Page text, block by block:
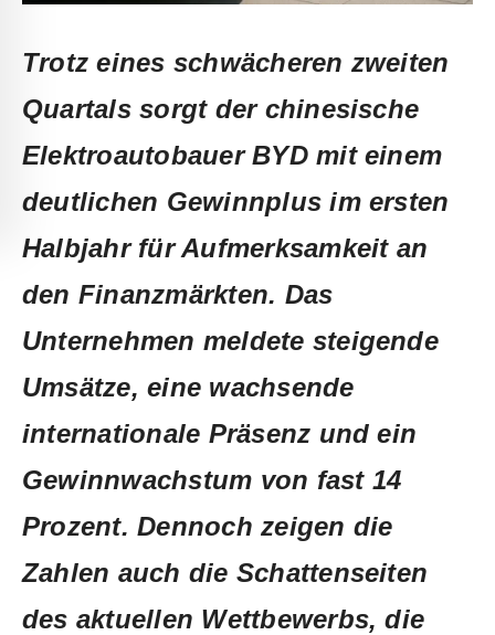
Trotz eines schwächeren zweiten
Quartals sorgt der chinesische
Elektroautobauer BYD mit einem
deutlichen Gewinnplus im ersten
Halbjahr für Aufmerksamkeit an
den Finanzmärkten. Das
Unternehmen meldete steigende
Umsätze, eine wachsende
internationale Präsenz und ein
Gewinnwachstum von fast 14
Prozent. Dennoch zeigen die
Zahlen auch die Schattenseiten
des aktuellen Wettbewerbs, die